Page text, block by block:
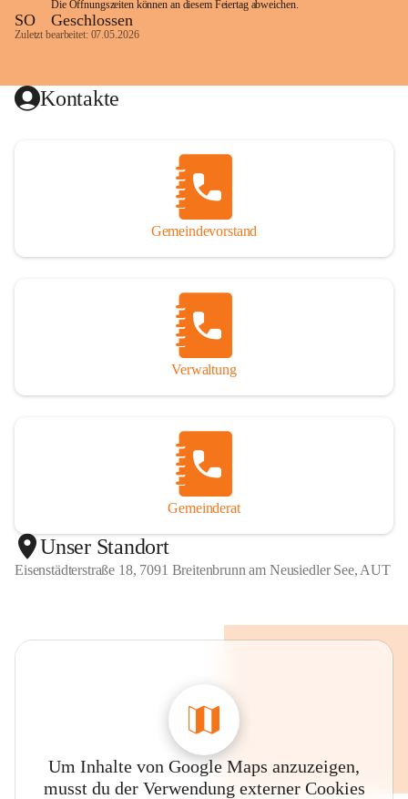
Die Öffnungszeiten können an diesem Feiertag abweichen.
SO Geschlossen
Zuletzt bearbeitet: 07.05.2026
Kontakte
Gemeindevorstand
Verwaltung
Gemeinderat
Unser Standort
Eisenstädterstraße 18, 7091 Breitenbrunn am Neusiedler See, AUT
Um Inhalte von Google Maps anzuzeigen,
musst du der Verwendung externer Cookies